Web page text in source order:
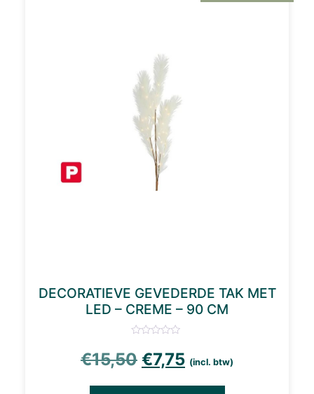
DECORATIEVE GEVEDERDE TAK MET
LED – CREME – 90 CM
€15,50 Oorspronkelijke
€7,75Huidige prijs is:
(incl. btw)